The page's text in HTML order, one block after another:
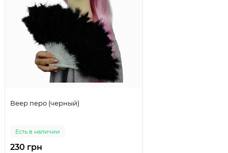
Веер перо (черный)
Есть в наличии
230 грн